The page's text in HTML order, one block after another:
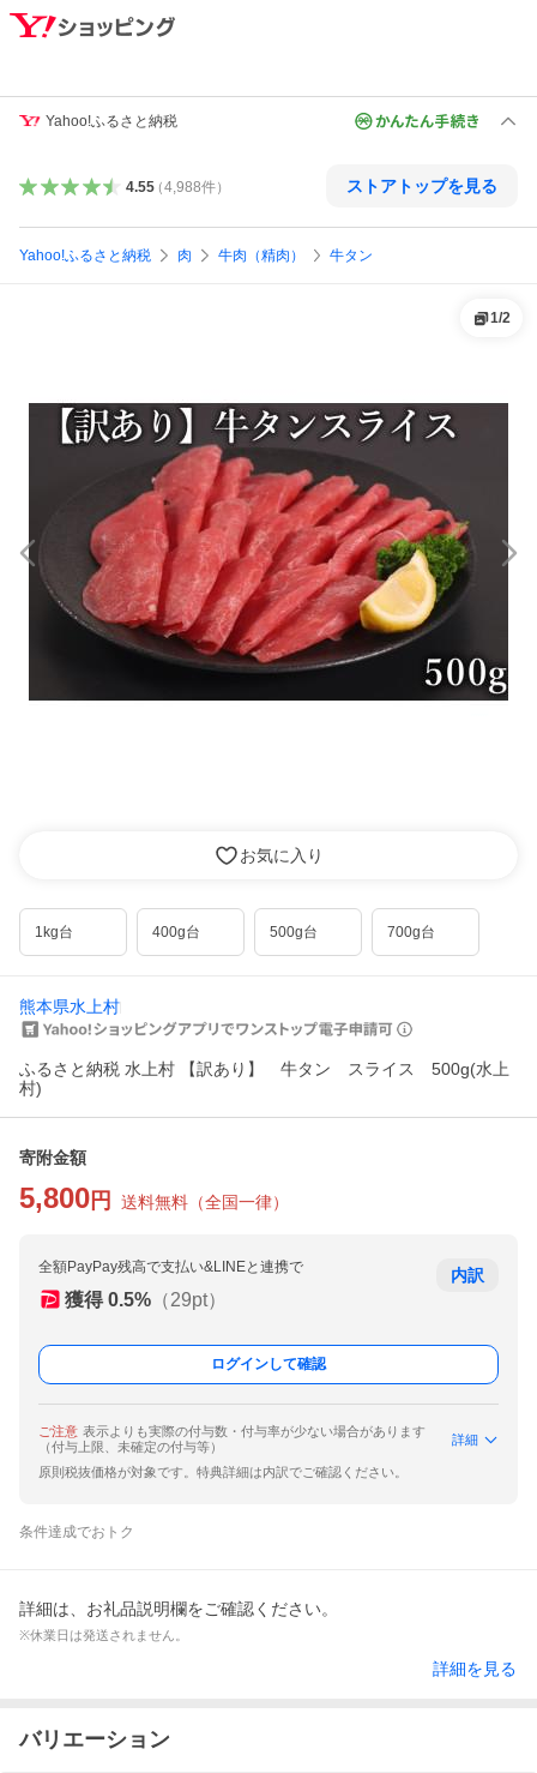
Yahoo!ふるさと納税
4.55（4,988件） ストアトップを見る
Yahoo!ふるさと納税 肉 牛肉（精肉） 牛タン
1/2
お気に入り
1kg台 400g台 500g台 700g台
熊本県水上村
ふるさと納税 水上村 【訳あり】 牛タン スライス 500g(水上
村)
寄附金額
5,800 円 送料無料 （全国一律）
全額PayPay残高で支払い&LINEと連携で
獲得 0.5% （29pt）
内訳
ログインして確認
ご注意 表示よりも実際の付与数・付与率が少ない場合があります
（付与上限、未確定の付与等）
詳細
原則税抜価格が対象です。特典詳細は内訳でご確認ください。
条件達成でおトク
詳細は、お礼品説明欄をご確認ください。
※休業日は発送されません。
詳細を見る
バリエーション